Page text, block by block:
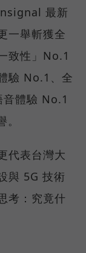
最新
一舉斬獲全
致性」No.1
驗 No.1、全
體驗 No.1
代表台灣大
與 5G 技術
考：究竟什